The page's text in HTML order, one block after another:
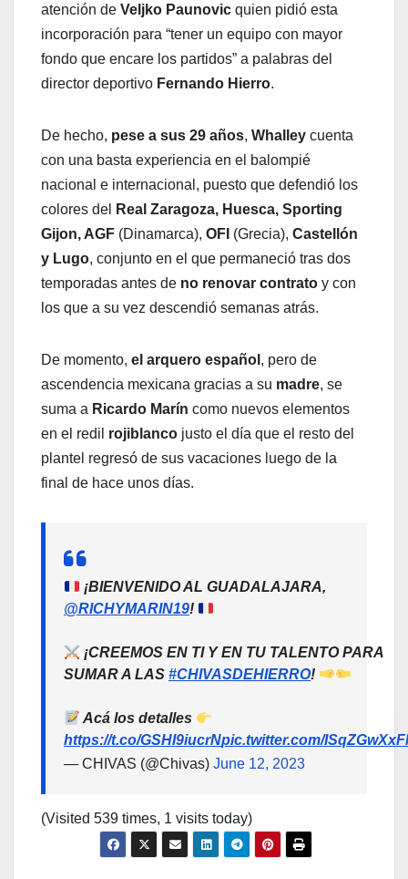
atención de Veljko Paunovic quien pidió esta
incorporación para “tener un equipo con mayor
fondo que encare los partidos” a palabras del
director deportivo Fernando Hierro.
De hecho, pese a sus 29 años, Whalley cuenta
con una basta experiencia en el balompié
nacional e internacional, puesto que defendió los
colores del
Real Zaragoza, Huesca, Sporting
Gijon, AGF (Dinamarca), OFI (Grecia), Castellón
y Lugo, conjunto en el que permaneció tras dos
temporadas antes de no renovar contrato y con
los que a su vez descendió semanas atrás.
De momento, el arquero español , pero de
ascendencia mexicana gracias a su madre, se
suma a Ricardo Marín como nuevos elementos
en el redil rojiblanco justo el día que el resto del
plantel regresó de sus vacaciones luego de la
final de hace unos días.
¡BIENVENIDO AL GUADALAJARA,
@RICHYMARIN19!
¡CREEMOS EN TI Y EN TU TALENTO PARA
SUMAR A LAS #CHIVASDEHIERRO!
Acá los detalles
https://t.co/GSHI9iucrNpic.twitter.com/
— CHIVAS (@Chivas) June 12, 2023
(Visited 539 times, 1 visits today)